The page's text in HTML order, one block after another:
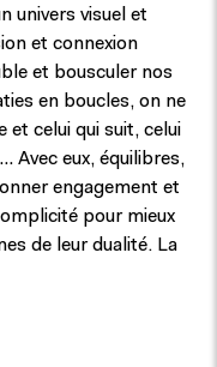
univers visuel et
et connexion
et bousculer nos
en boucles, on ne
et celui qui suit, celui
Avec eux, équilibres,
engagement et
pour mieux
de leur dualité. La